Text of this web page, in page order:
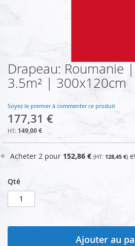
Skip
to
the
of
the
images
gallery
Drapeau: Roumanie
3.5m² | 300x120cm
Soyez le premier à commenter ce produit
177,31 €
149,00 €
Acheter 2 pour 152,86 € 128,45 €
Qté
Ajouter au